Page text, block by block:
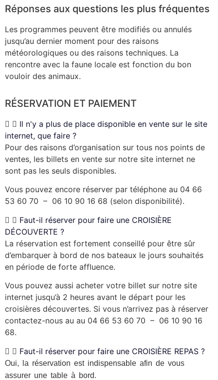
Réponses aux questions les plus fréquentes
Les programmes peuvent être modifiés ou annulés
jusqu’au dernier moment pour des raisons
météorologiques ou des raisons techniques. La
rencontre avec la faune locale est fonction du bon
vouloir des animaux.
RÉSERVATION ET PAIEMENT
Il n'y a plus de place disponible en vente sur le site
internet, que faire ?
Pour des raisons d’organisation sur tous nos points de
ventes, les billets en vente sur notre site internet ne
sont pas les seuls disponibles.
Vous pouvez encore réserver par téléphone au 04 66
53 60 70 – 06 10 90 16 68 (selon disponibilité).
Faut-il réserver pour faire une CROISIÈRE
DÉCOUVERTE ?
La réservation est fortement conseillé pour être sûr
d’embarquer à bord de nos bateaux le jours souhaités
en période de forte affluence.
Vous pouvez aussi acheter votre billet sur notre site
internet jusqu’à 2 heures avant le départ pour les
croisières découvertes. Si vous n’arrivez pas à réserver
contactez-nous au au 04 66 53 60 70 – 06 10 90 16
68.
Faut-il réserver pour faire une CROISIÈRE REPAS ?
Oui, la réservation est indispensable afin de vous
assurer une table à bord.